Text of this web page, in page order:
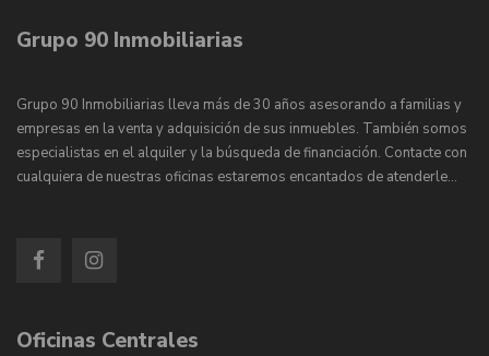
Grupo 90 Inmobiliarias
Grupo 90 Inmobiliarias lleva más de 30 años asesorando a familias y
empresas en la venta y adquisición de sus inmuebles. También somos
especialistas en el alquiler y la búsqueda de financiación. Contacte con
cualquiera de nuestras oficinas estaremos encantados de atenderle…
Oficinas Centrales